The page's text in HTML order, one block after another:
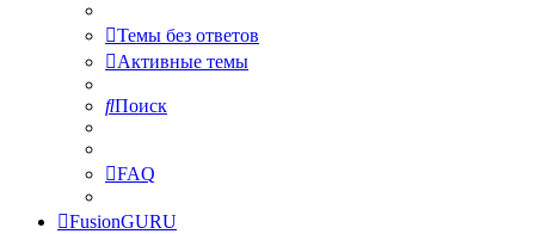
Темы без ответов
Активные темы
Поиск
FAQ
FusionGURU